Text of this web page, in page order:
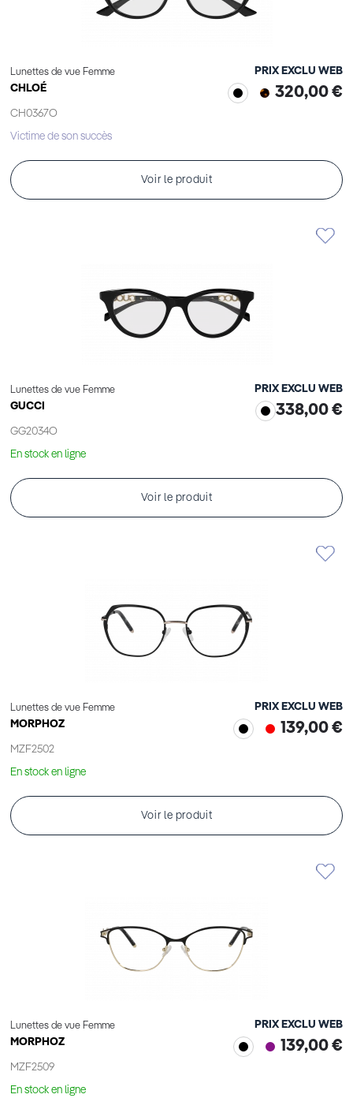
Lunettes de vue Femme
CHLOÉ
CH0367O
PRIX EXCLU WEB
320,00 €
Victime de son succès
Voir le produit
Lunettes de vue Femme
GUCCI
GG2034O
PRIX EXCLU WEB
338,00 €
En stock en ligne
Voir le produit
Lunettes de vue Femme
MORPHOZ
MZF2502
PRIX EXCLU WEB
139,00 €
En stock en ligne
Voir le produit
Lunettes de vue Femme
MORPHOZ
MZF2509
PRIX EXCLU WEB
139,00 €
En stock en ligne